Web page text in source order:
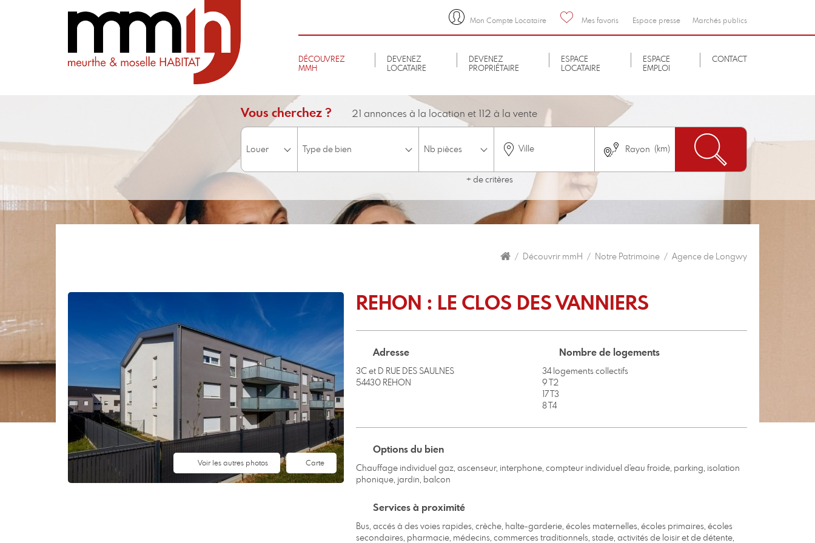
Mon Compte Locataire Mes favoris Espace presse Marchés publics
DÉCOUVREZ
MMH
DEVENEZ
LOCATAIRE
DEVENEZ
PROPRIÉTAIRE
ESPACE
LOCATAIRE
ESPACE
EMPLOI
CONTACT
Vous cherchez ? 21 annonces à la location et 112 à la vente
Ville
+ de critères
Surface minimum Budget
Découvrir mmH Notre Patrimoine Agence de Longwy
REHON : LE CLOS DES VANNIERS
Adresse
3C et D RUE DES SAULNES
54430 REHON
Nombre de logements
34 logements collectifs
9 T2
17 T3
8 T4
Options du bien
Chauffage individuel gaz, ascenseur, interphone, compteur individuel d'eau froide, parking, isolation
phonique, jardin, balcon
Services à proximité
Bus, accés à des voies rapides, crèche, halte-garderie, écoles maternelles, écoles primaires, écoles
secondaires, pharmacie, médecins, commerces traditionnels, stade, activités de loisir et de détente,
Carte
Voir les autres photos